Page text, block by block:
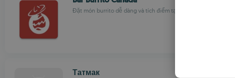
Đặt món burrito dễ dàng và tích điểm tại các địa điểm ở Canada
Татмак